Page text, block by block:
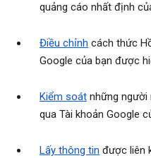
quảng cáo nhất định
Điều chỉnh cách thức
Google của bạn được
Kiểm soát những người
qua Tài khoản Google
Lấy thông tin được liên